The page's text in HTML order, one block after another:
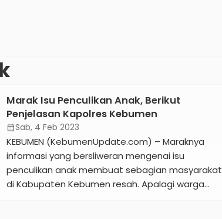
Marak Isu Penculikan Anak, Berikut
Penjelasan Kapolres Kebumen
calendar_monthSab, 4 Feb 2023
KEBUMEN (KebumenUpdate.com) – Maraknya
informasi yang bersliweran mengenai isu
penculikan anak membuat sebagian masyarakat
di Kabupaten Kebumen resah. Apalagi warga